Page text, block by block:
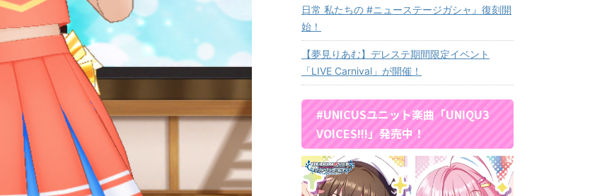
日常 私たちの #ニューステージガシャ』復刻開
始！
【夢見りあむ】デレステ期間限定イベント
「LIVE Carnival」が開催！
#UNICUSユニット楽曲「UNIQU3
VOICES!!!」発売中！